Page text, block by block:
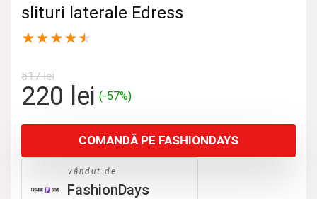
slituri laterale Edress
★★★★★
517lei
Prețul
a
fost:
517 lei.
220 leiPrețul
este:
220 lei.
(-57%)
COMANDĂ PE FASHIONDAYS
vândut de
FashionDays